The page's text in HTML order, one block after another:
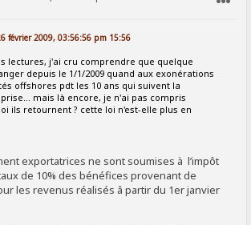
février 2009, 03:56:56 pm 15:56
lectures, j'ai cru comprendre que quelque
depuis le 1/1/2009 quand aux exonérations
offshores pdt les 10 ans qui suivent la
mais là encore, je n'ai pas compris
ils retournent ? cette loi n'est-elle plus en
exportatrices ne sont soumises à l’impôt
de 10% des bénéfices provenant de
les revenus réalisés â partir du 1er janvier